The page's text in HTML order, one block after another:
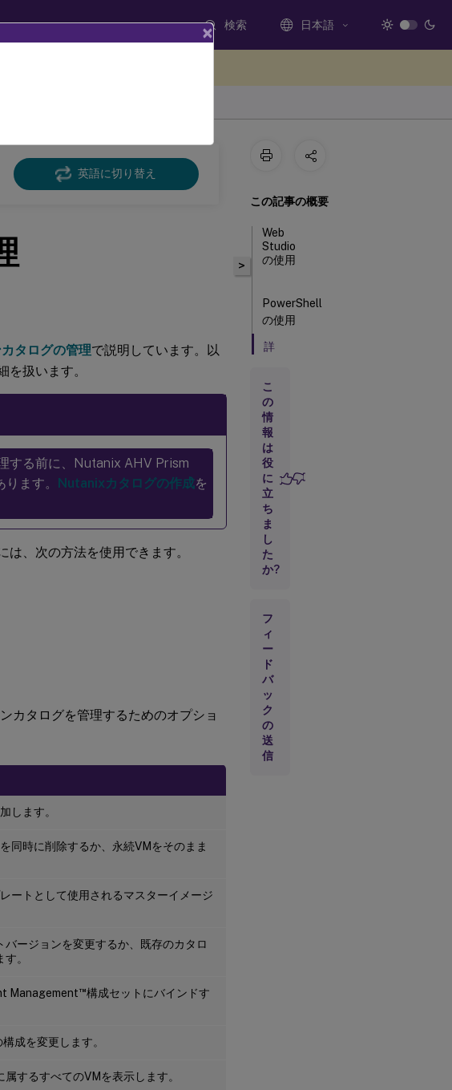
検索 日本語
英語に切り替え
タログの管理で説明しています。以
扱います。
する前に、Nutanix AHV Prism
ます。 Nutanixカタログの作成を
、次の方法を使用できます。
カタログを管理するためのオプショ
します。
同時に削除するか、永続VMをそのまま
ートとして使用されるマスターイメージ
ージョンを変更するか、既存のカタロ
。
Management™構成セットにバインドす
成を変更します。
するすべてのVMを表示します。
>
この記事の概要
Web
Studio
の使用
PowerShell
の使用
詳
報
こ
の
情
報
は
役
に
立
ち
ま
し
た
か?
フ
ィ
ー
ド
バ
ッ
ク
の
送
信
×